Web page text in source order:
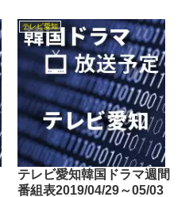
テレビ愛知
テレビ愛知韓国ドラマ週間
番組表2019/04/29～05/03